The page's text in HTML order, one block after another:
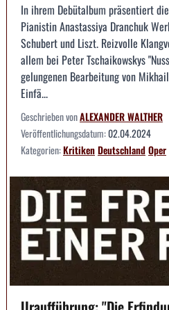
In ihrem Debütalbum präsentiert
Pianistin Anastassiya Dranchuk
Schubert und Liszt. Reizvolle
allem bei Peter Tschaikowskys
gelungenen Bearbeitung von
Einfä...
Geschrieben vonALEXANDER WALTHER
Veröffentlichungsdatum:02.04.2024
Kategorien:KritikenDeutschlandOper